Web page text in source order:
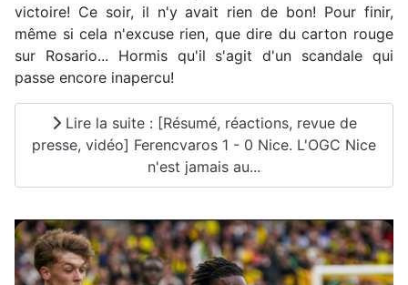
victoire! Ce soir, il n'y avait rien de bon! Pour finir,
même si cela n'excuse rien, que dire du carton rouge
sur Rosario... Hormis qu'il s'agit d'un scandale qui
passe encore inapercu!
Lire la suite : [Résumé, réactions, revue de
presse, vidéo] Ferencvaros 1 - 0 Nice. L'OGC Nice
n'est jamais au...